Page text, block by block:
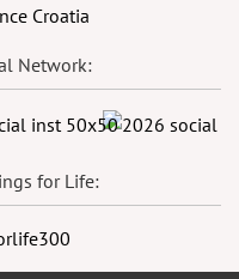
Network:
for Life: